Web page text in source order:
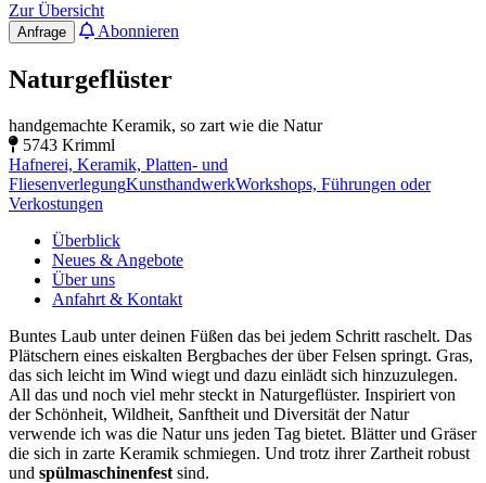
Zur Übersicht
Anfrage Abonnieren
Naturgeflüster
handgemachte Keramik, so zart wie die Natur
5743 Krimml
Hafnerei, Keramik, Platten- und
FliesenverlegungKunsthandwerkWorkshops, Führungen oder
Verkostungen
Überblick
Neues & Angebote
Über uns
Anfahrt & Kontakt
Buntes Laub unter deinen Füßen das bei jedem Schritt raschelt. Das
Plätschern eines eiskalten Bergbaches der über Felsen springt. Gras,
das sich leicht im Wind wiegt und dazu einlädt sich hinzuzulegen.
All das und noch viel mehr steckt in Naturgeflüster. Inspiriert von
der Schönheit, Wildheit, Sanftheit und Diversität der Natur
verwende ich was die Natur uns jeden Tag bietet. Blätter und Gräser
die sich in zarte Keramik schmiegen. Und trotz ihrer Zartheit robust
und spülmaschinenfest sind.